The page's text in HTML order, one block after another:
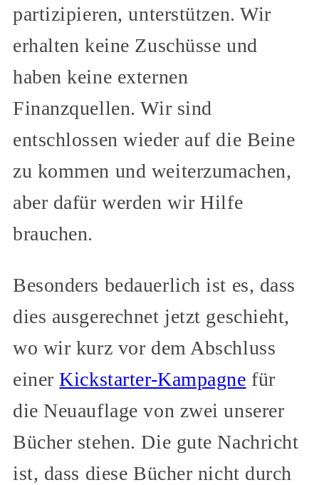
partizipieren, unterstützen. Wir
erhalten keine Zuschüsse und
haben keine externen
Finanzquellen. Wir sind
entschlossen wieder auf die Beine
zu kommen und weiterzumachen,
aber dafür werden wir Hilfe
brauchen.
Besonders bedauerlich ist es, dass
dies ausgerechnet jetzt geschieht,
wo wir kurz vor dem Abschluss
einerKickstarter-Kampagne für
die Neuauflage von zwei unserer
Bücher stehen. Die gute Nachricht
ist, dass diese Bücher nicht durch